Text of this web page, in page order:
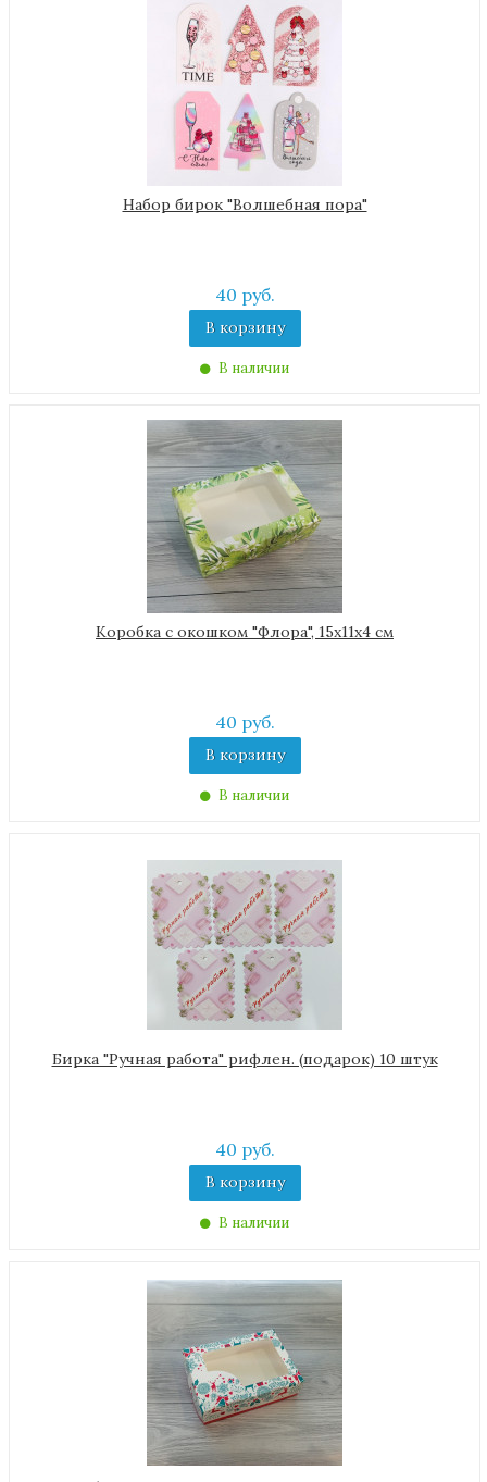
Набор бирок "Волшебная пора"
40 руб.
В корзину
В наличии
Коробка с окошком "Флора", 15х11х4 см
40 руб.
В корзину
В наличии
Бирка "Ручная работа" рифлен. (подарок) 10 штук
40 руб.
В корзину
В наличии